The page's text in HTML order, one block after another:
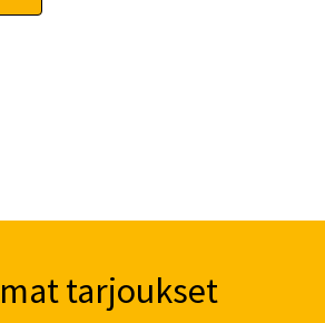
tarjoukset